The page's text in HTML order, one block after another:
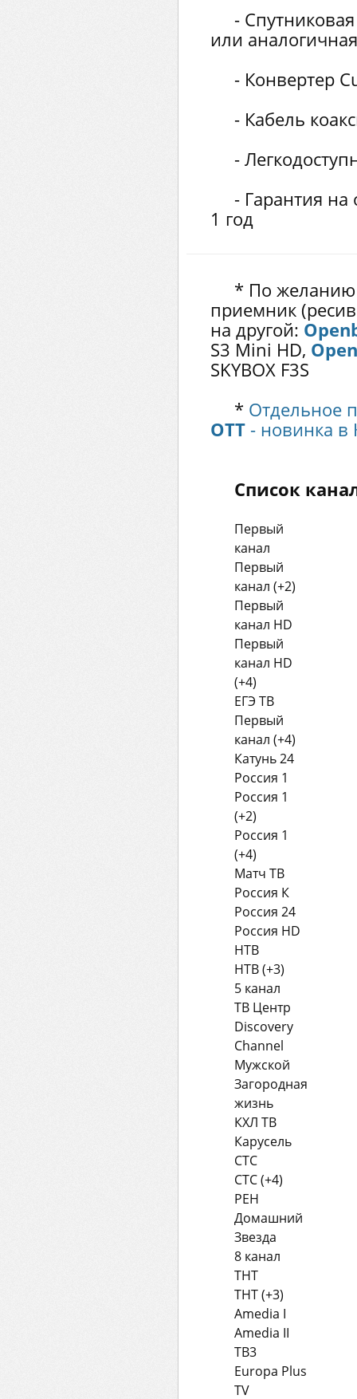
-
или аналогичная
- Конвертер
- Кабель
-
- Гарантия
1 год
* По желанию
приемник
на другой:
S3 Mini HD,
SKYBOX F3S
* Отдельное
OTT - новинка в
Список
Первый
канал
Первый
канал (+2)
Первый
канал HD
Первый
канал HD
(+4)
ЕГЭ ТВ
Первый
канал (+4)
Катунь 24
Россия 1
Россия 1
(+2)
Россия 1
(+4)
Матч ТВ
Россия К
Россия 24
Россия HD
НТВ
НТВ (+3)
5 канал
ТВ Центр
Discovery
Channel
Мужской
Загородная
жизнь
КХЛ ТВ
Карусель
СТС
СТС (+4)
РЕН
Домашний
Звезда
8 канал
ТНТ
ТНТ (+3)
Amedia I
Amedia II
ТВ3
Europa Plus
TV